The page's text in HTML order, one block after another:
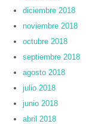
diciembre 2018
noviembre 2018
octubre 2018
septiembre 2018
agosto 2018
julio 2018
junio 2018
abril 2018